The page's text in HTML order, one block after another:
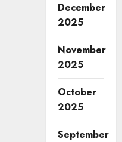
December
2025
November
2025
October
2025
September